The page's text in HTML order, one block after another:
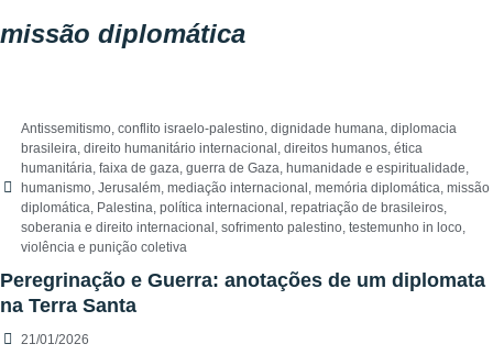
missão diplomática
Antissemitismo, conflito israelo-palestino, dignidade humana, diplomacia
brasileira, direito humanitário internacional , direitos humanos, ética
humanitária, faixa de gaza, guerra de Gaza, humanidade e espiritualidade,
humanismo, Jerusalém, mediação internacional , memória diplomática, missão
diplomática, Palestina, política internacional , repatriação de brasileiros,
soberania e direito internacional , sofrimento palestino, testemunho in loco,
violência e punição coletiva
Peregrinação e Guerra: anotações de um diplomata
na Terra Santa
21/01/2026